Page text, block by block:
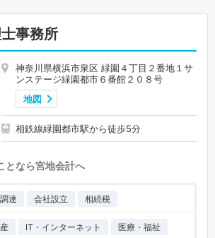
事務所
神奈川県横浜市泉区 緑園４丁目２番地１サ
ンステージ緑園都市６番館２０８号
地図
相鉄線緑園都市駅から徒歩5分
となら宮地会計へ
達 会社設立 相続税
IT・インターネット 医療・福祉